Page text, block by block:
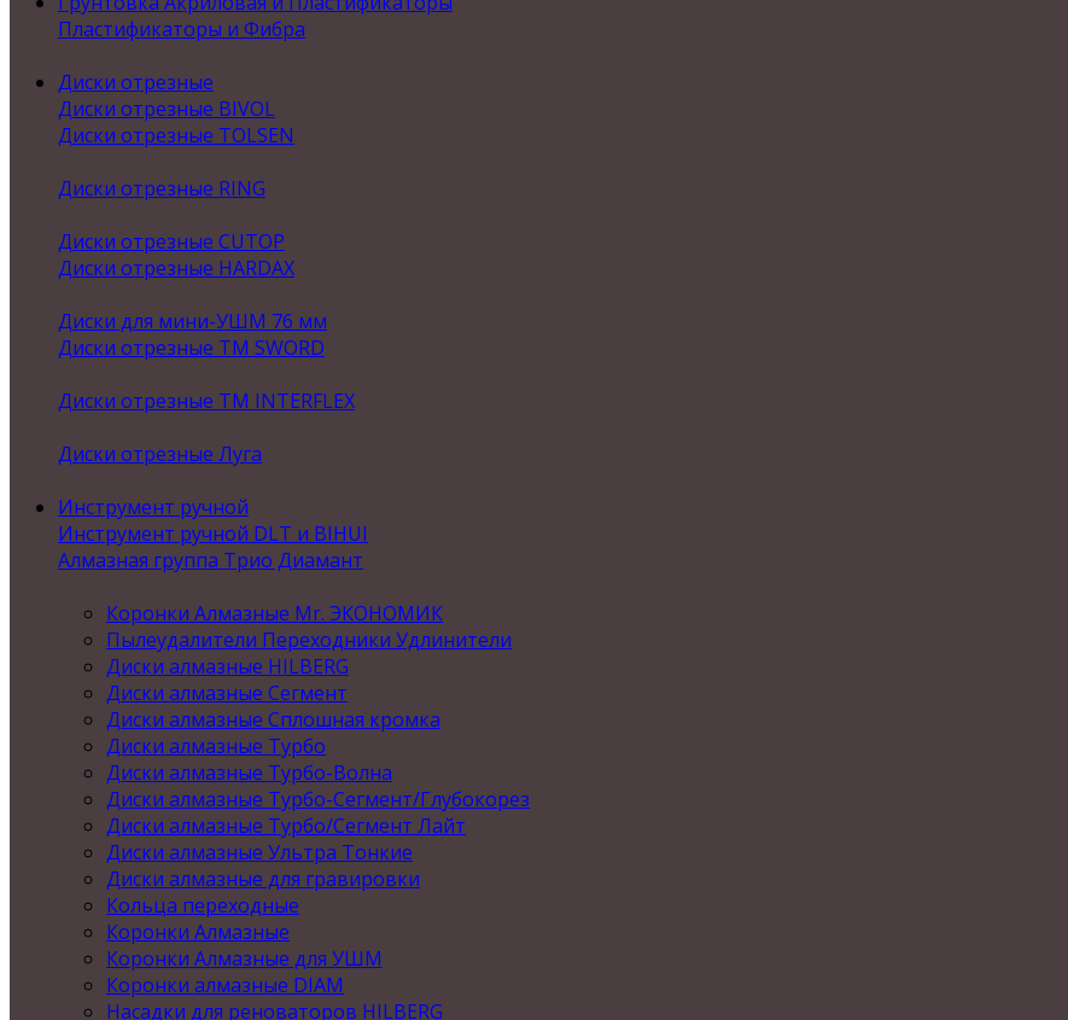
Пластификаторы и Фибра
Диски отрезные
Диски отрезные BIVOL
Диски отрезные TOLSEN
Диски отрезные RING
Диски отрезные CUTOP
Диски отрезные HARDAX
Диски для мини-УШМ 76 мм
Диски отрезные ТМ SWORD
Диски отрезные ТМ INTERFLEX
Диски отрезные Луга
Инструмент ручной
Инструмент ручной DLT и BIHUI
Алмазная группа Трио Диамант
Коронки Алмазные Mr. ЭКОНОМИК
Пылеудалители Переходники Удлинители
Диски алмазные HILBERG
Диски алмазные Сегмент
Диски алмазные Сплошная кромка
Диски алмазные Турбо
Диски алмазные Турбо-Волна
Диски алмазные Турбо-Сегмент/Глубокорез
Диски алмазные Турбо/Сегмент Лайт
Диски алмазные Ультра Тонкие
Диски алмазные для гравировки
Кольца переходные
Коронки Алмазные
Коронки Алмазные для УШМ
Коронки алмазные DIAM
Насадки для реноваторов HILBERG